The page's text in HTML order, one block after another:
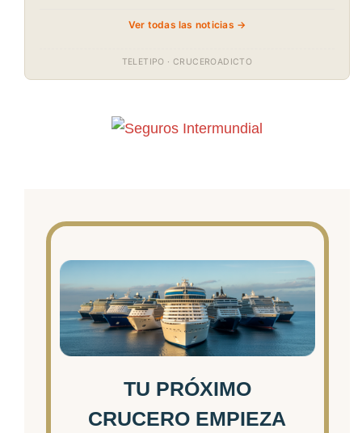
Ver todas las noticias →
TELETIPO · CRUCEROADICTO